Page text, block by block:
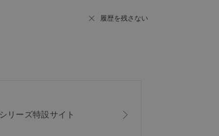
履歴を残さない
リーズ特設サイト